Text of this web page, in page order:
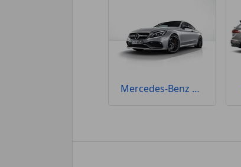
Mercedes-Benz Clase C